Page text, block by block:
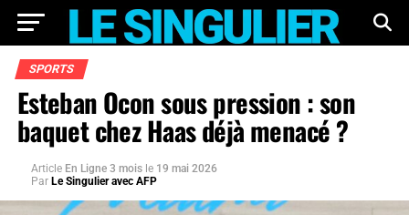
SPORTS
Esteban Ocon sous pression : son
baquet chez Haas déjà menacé ?
Article En Ligne 3 mois le 19 mai 2026
Par Le Singulier avec AFP